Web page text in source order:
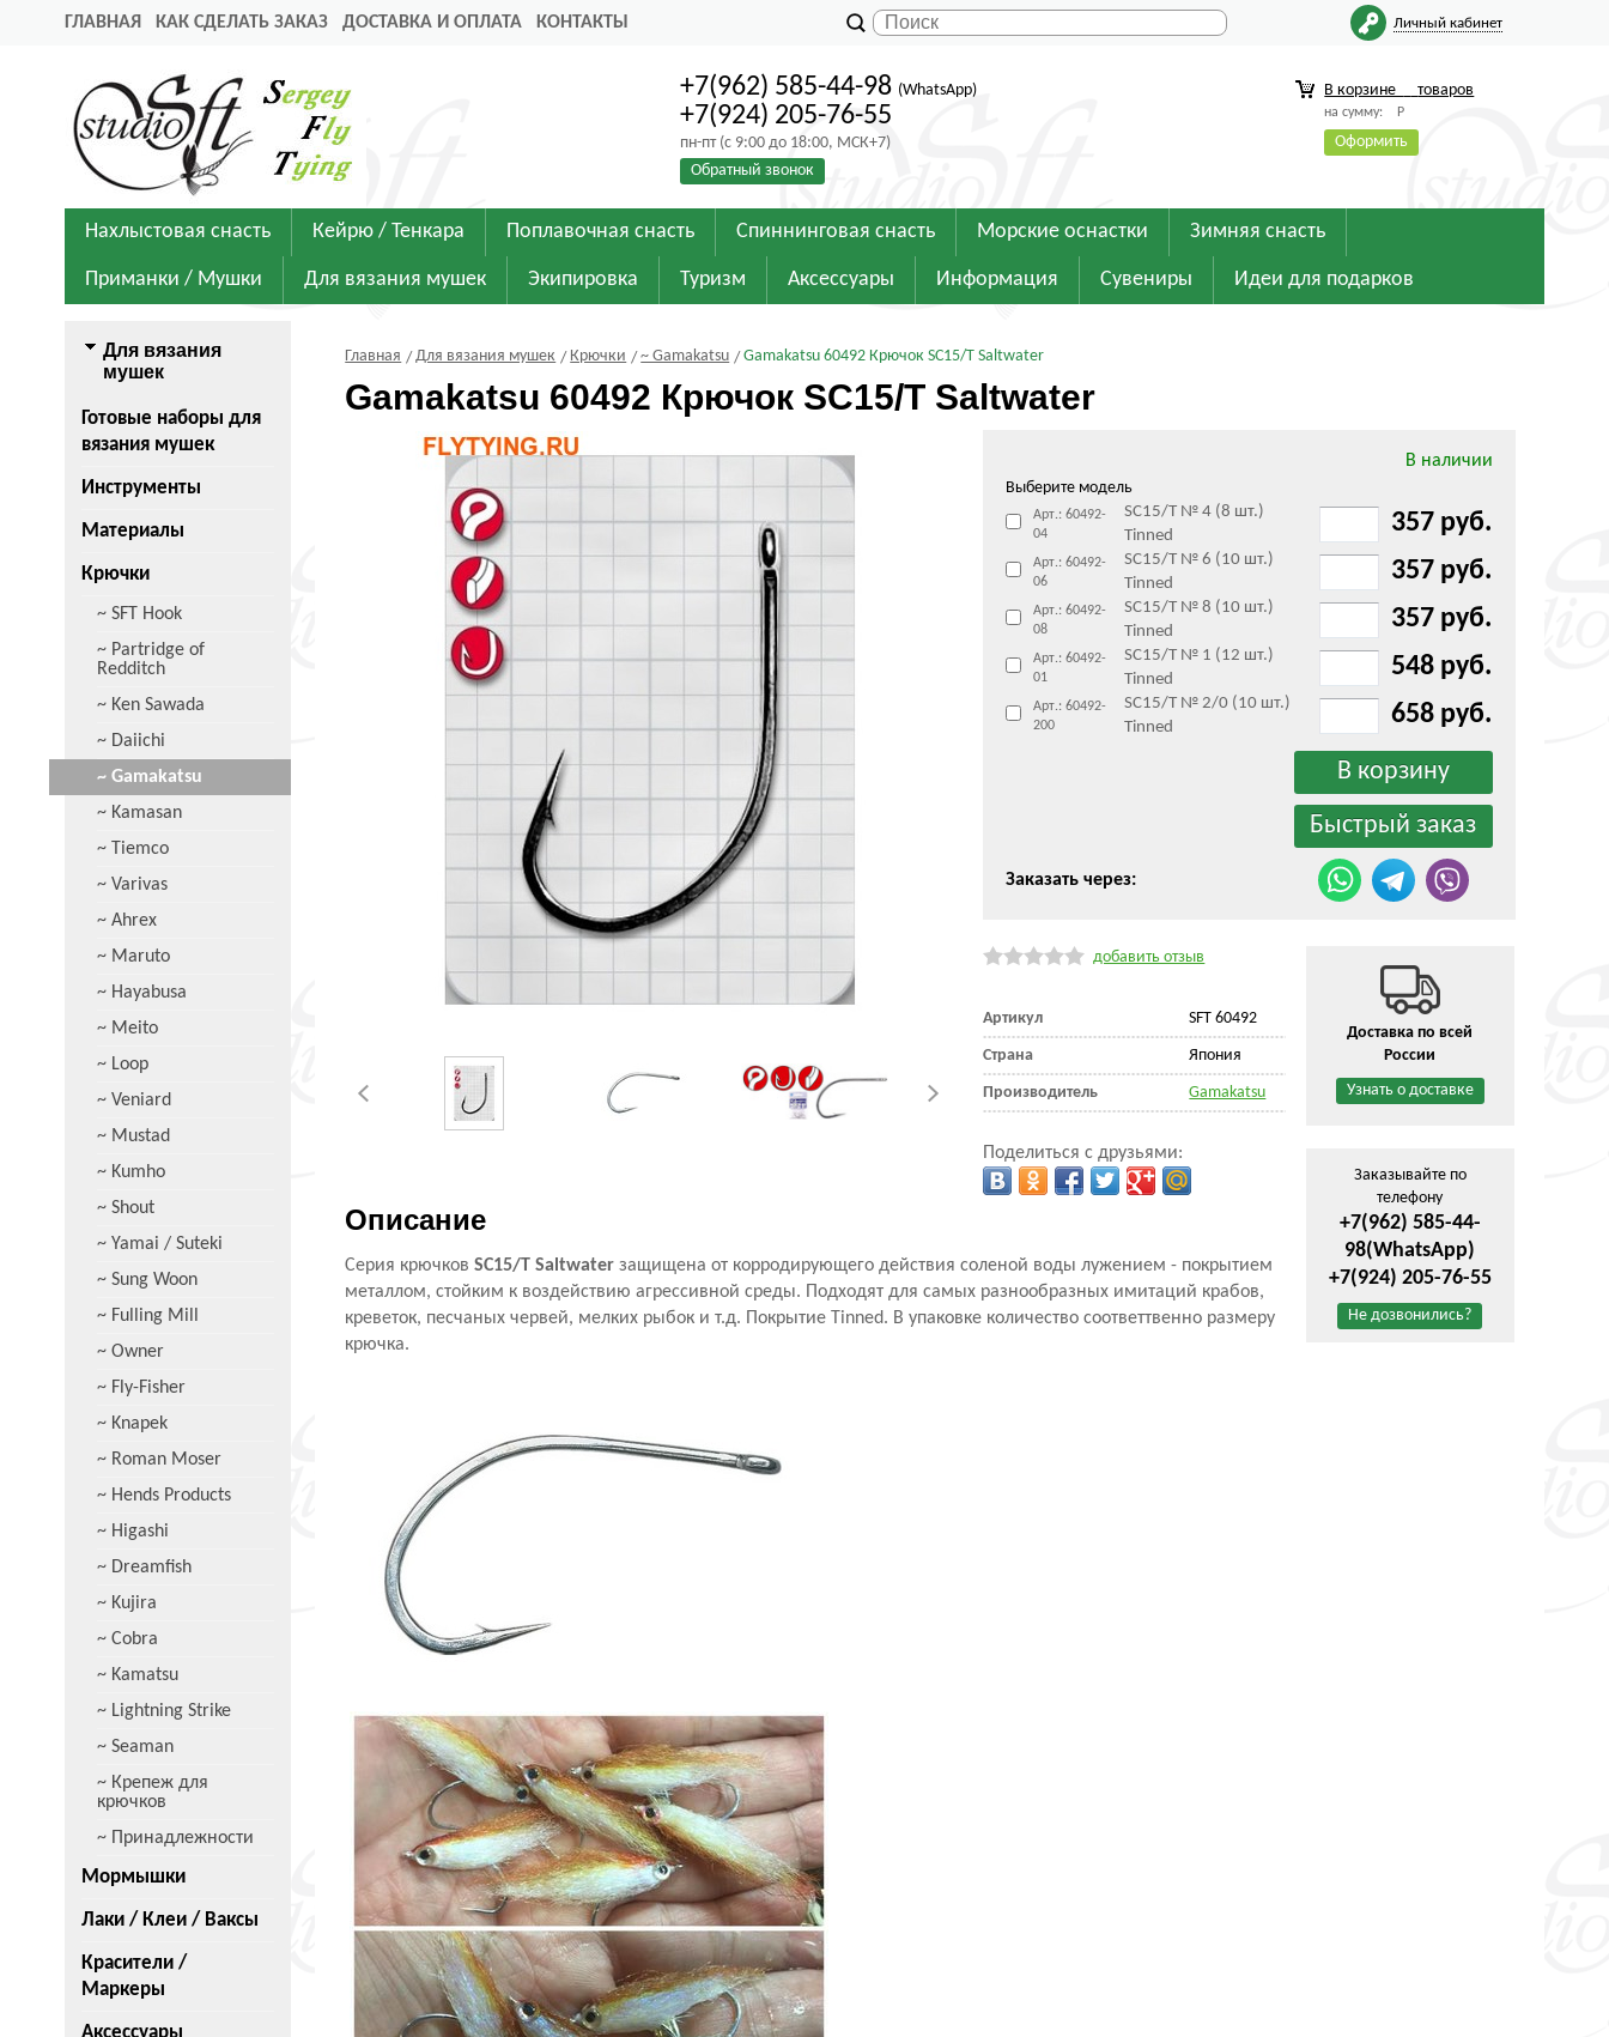
ГЛАВНАЯ КАК СДЕЛАТЬ ЗАКАЗ ДОСТАВКА И ОПЛАТА КОНТАКТЫ Личный кабинет
+7(962) 585-44-98 (WhatsApp)
+7(924) 205-76-55
пн-пт (с 9:00 до 18:00, МСК+7)
Обратный звонок
В корзине товаров
на сумму: Р
Оформить
Нахлыстовая снасть Кейрю / Тенкара Поплавочная снасть Спиннинговая снасть Морские оснастки Зимняя снасть
Приманки / Мушки Для вязания мушек Экипировка Туризм Аксессуары Информация Сувениры Идеи для подарков
Для вязания
мушек
Готовые наборы для
вязания мушек
Инструменты
Материалы
Крючки
~ SFT Hook
~ Partridge of
Redditch
~ Ken Sawada
~ Daiichi
~ Gamakatsu
~ Kamasan
~ Tiemco
~ Varivas
~ Ahrex
~ Maruto
~ Hayabusa
~ Meito
~ Loop
~ Veniard
~ Mustad
~ Kumho
~ Shout
~ Yamai / Suteki
~ Sung Woon
~ Fulling Mill
~ Owner
~ Fly-Fisher
~ Knapek
~ Roman Moser
~ Hends Products
~ Higashi
~ Dreamfish
~ Kujira
~ Cobra
~ Kamatsu
~ Lightning Strike
~ Seaman
~ Крепеж для
крючков
~ Принадлежности
Мормышки
Лаки / Клеи / Ваксы
Красители /
Маркеры
Аксессуары
Главная Для вязания мушек Крючки ~ Gamakatsu Gamakatsu 60492 Крючок SC15/T Saltwater
Gamakatsu 60492 Крючок SC15/T Saltwater
В наличии
Выберите модель
Арт.: 60492-
04
SC15/T № 4 (8 шт.)
Tinned
357 руб.
Арт.: 60492-
06
SC15/T № 6 (10 шт.)
Tinned
357 руб.
Арт.: 60492-
08
SC15/T № 8 (10 шт.)
Tinned
357 руб.
Арт.: 60492-
01
SC15/T № 1 (12 шт.)
Tinned
548 руб.
Арт.: 60492-
200
SC15/T № 2/0 (10 шт.)
Tinned
658 руб.
Заказать через:
добавить отзыв
Артикул SFT 60492
Страна Япония
Производитель Gamakatsu
Поделиться с друзьями:
Описание
Серия крючковSC15/T Saltwater защищена от корродирующего действия соленой воды лужением - покрытием
металлом, стойким к воздействию агрессивной среды. Подходят для самых разнообразных имитаций крабов,
креветок, песчаных червей, мелких рыбок и т.д. Покрытие Tinned. В упаковке количество соответтвенно размеру
крючка.
Доставка по всей
России
Узнать о доставке
Заказывайте по
телефону
+7(962) 585-44-
98(WhatsApp)
+7(924) 205-76-55
Не дозвонились?